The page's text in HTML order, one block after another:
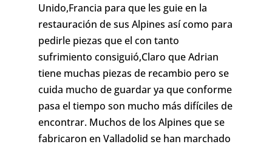
Unido,Francia para que les guie en la
restauración de sus Alpines así como para
pedirle piezas que el con tanto
sufrimiento consiguió,Claro que Adrian
tiene muchas piezas de recambio pero se
cuida mucho de guardar ya que conforme
pasa el tiempo son mucho más difíciles de
encontrar. Muchos de los Alpines que se
fabricaron en Valladolid se han marchado